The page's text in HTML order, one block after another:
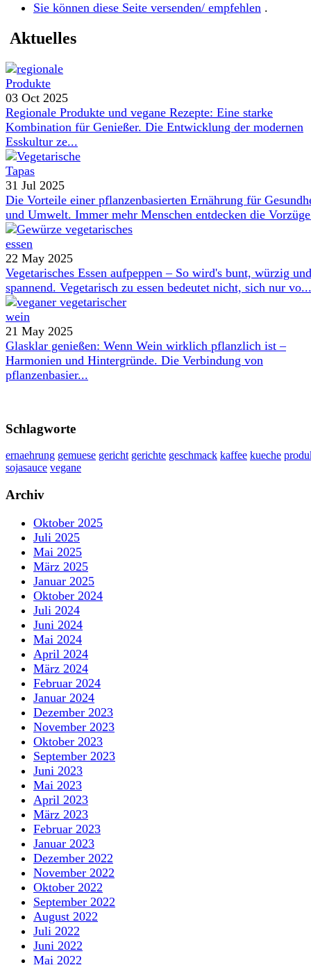
Sie können diese Seite versenden/ empfehlen .
Aktuelles
03 Oct 2025
Regionale Produkte und vegane Rezepte: Eine starke
Kombination für Genießer. Die Entwicklung der modernen
Esskultur ze...
31 Jul 2025
Die Vorteile einer pflanzenbasierten Ernährung für
und Umwelt. Immer mehr Menschen entdecken die
22 May 2025
Vegetarisches Essen aufpeppen – So wird's bunt, würzig und
spannend. Vegetarisch zu essen bedeutet nicht, sich nur vo...
21 May 2025
Glasklar genießen: Wenn Wein wirklich pflanzlich ist –
Harmonien und Hintergründe. Die Verbindung von
pflanzenbasier...
Schlagworte
ernaehrung gemuese gericht gerichte geschmack kaffee kueche
sojasauce vegane
Archiv
Oktober 2025
Juli 2025
Mai 2025
März 2025
Januar 2025
Oktober 2024
Juli 2024
Juni 2024
Mai 2024
April 2024
März 2024
Februar 2024
Januar 2024
Dezember 2023
November 2023
Oktober 2023
September 2023
Juni 2023
Mai 2023
April 2023
März 2023
Februar 2023
Januar 2023
Dezember 2022
November 2022
Oktober 2022
September 2022
August 2022
Juli 2022
Juni 2022
Mai 2022